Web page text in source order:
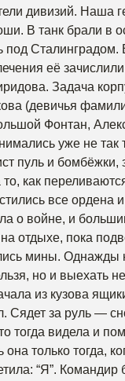
дивизий. Наша
В танк брали в
её
Задача
(девичья
Фонтан,
уже не так
пуль и
то, как
все
о войне, и
отдыхе, пока
мины.
но и выехать
из кузова
Сядет за руль —
тогда видела и
только тогда,
“Я”.